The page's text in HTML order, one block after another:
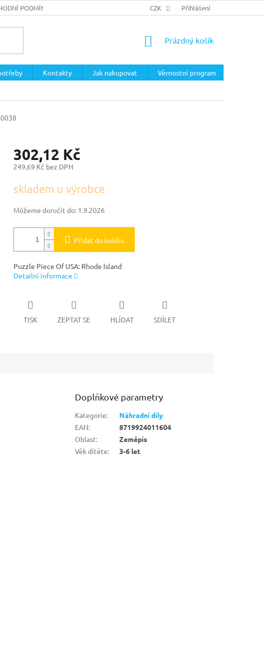
PODMÍNKY PODMÍNKY OCHRANY OSOBNÍCH ÚDAJŮ
CZK Přihlášení
NÁKUPNÍ
Prázdný košík
Kontakty Jak nakupovat
Věrnostní program
302,12 Kč
249,69 Kč bez DPH
cena:
skladem u výrobce
Můžeme doručit do: 1.9.2026
Přidat do košíku
Puzzle Piece Of USA: Rhode Island
Detailní informace
TISK ZEPTAT SE HLÍDAT SDÍLET
Doplňkové parametry
Kategorie:
Náhradní díly
EAN:
8719924011604
Oblast:
Zeměpis
Věk dítěte: 3-6 let